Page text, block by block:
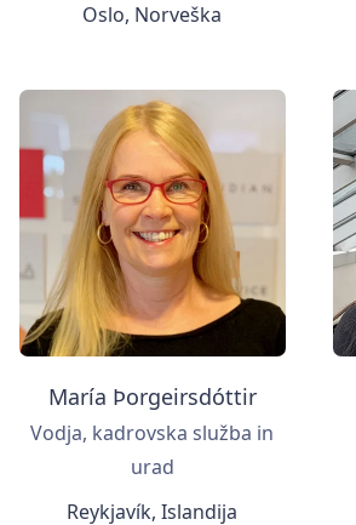
Oslo, Norveška
María Þorgeirsdóttir
Vodja, kadrovska služba in
urad
Reykjavík, Islandija